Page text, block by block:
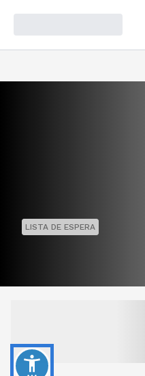
LISTA DE ESPERA